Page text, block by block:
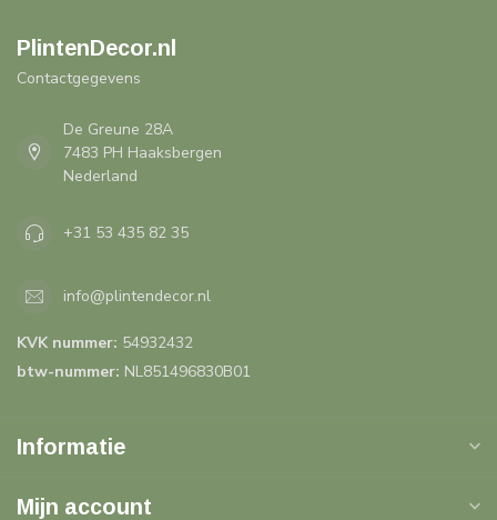
PlintenDecor.nl
Contactgegevens
De Greune 28A
7483 PH Haaksbergen
Nederland
+31 53 435 82 35
info@plintendecor.nl
KVK nummer: 54932432
btw-nummer: NL851496830B01
Informatie
Mijn account